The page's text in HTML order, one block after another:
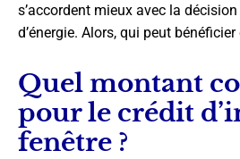
s’accordent mieux avec la
d’énergie. Alors, qui peut bénéficier
Quel montant
pour le crédit
fenêtre ?